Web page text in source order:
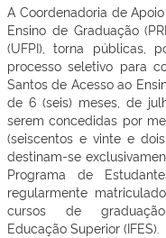
A Coordenadoria de
Ensino de Graduação
(UFPI), torna públicas,
processo seletivo para
Santos de Acesso ao
de 6 (seis) meses, de
serem concedidas por
(seiscentos e vinte e
destinam-se
Programa de
regularmente
cursos de
Educação Superior (IFES).